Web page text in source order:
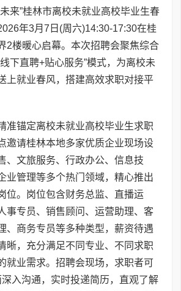
来”桂林市离校未就业高校毕业生春
年3月7日(周六)14:30-17:30在桂
2楼暖心启幕。本次招聘会聚焦综合
下直聘+贴心服务”模式，为离校未
上就业春风，搭建高效求职对接平
准锚定离校未就业高校毕业生求职
邀请桂林本地多家优质企业现场设
、文旅服务、行政办公、信息技
业管理等多个热门领域，精心推出
位。岗位包含财务总监、直播运
事专员、销售顾问、运营助理、客
、商务专员等多种类型，薪资待遇
晰，充分满足不同专业、不同求职
就业需求。招聘会现场，求职者可
入沟通，实时投递简历，直观了解